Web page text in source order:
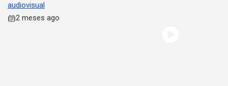
audiovisual
2 meses ago